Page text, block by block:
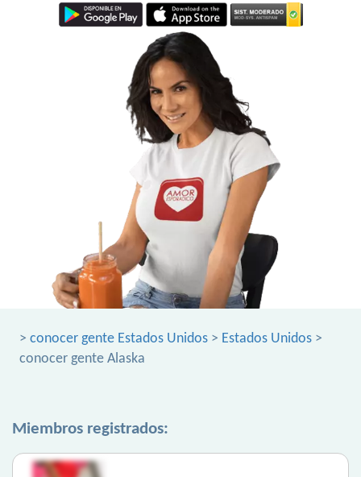
> conocer gente Estados Unidos > Estados Unidos >
conocer gente Alaska
Miembros registrados: